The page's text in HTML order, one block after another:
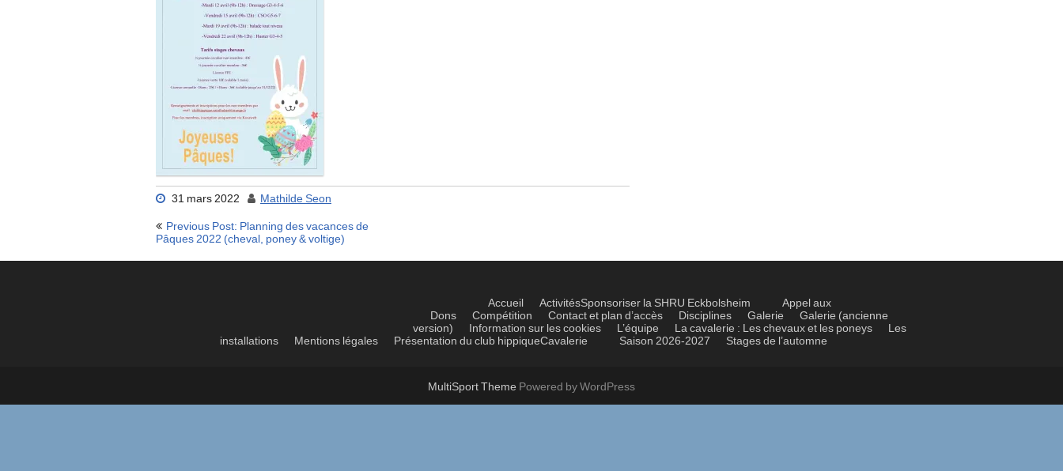
31 mars 2022 Mathilde Seon
Navigation
de
l’article
Previous Post: Planning des vacances de
Pâques 2022 (cheval, poney & voltige)
Accueil ActivitésSponsoriser la SHRU Eckbolsheim
Appel aux
Dons
Compétition Contact et plan d’accès Disciplines Galerie
Galerie (ancienne
version)
Information sur les cookies L’équipe La cavalerie : Les chevaux et les poneys
Les
installations
Mentions légales Présentation du club hippiqueCavalerie Saison 2026-2027 Stages de l’automne
MultiSport Theme Powered by WordPress